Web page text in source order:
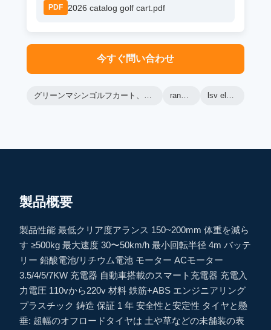
PDF 2026 catalog golf cart.pdf
今すぐ問い合わせ
グリーンマシンゴルフカート、レンジャーゴルフカート、LSV電動ゴルフカート ranger golf cart lsv electric golf cart
製品概要
製品性能 最低クリア度アランス 150~200mm 体重を減ら
す ≥500kg 最大速度 30〜50km/h 最小回転半径 4m バッテ
リー 鉛酸電池/リチウム電池 モーター ACモーター
3.5/4/5/7KW 充電器 自動車搭載のスマート充電器 充電入
力電圧 110vから220v 材料 鉄筋+ABS エンジニアリング
プラスチック 鋳造 保証 1 年 安全性と安定性 タイヤと懸
垂: 超幅のオフロードタイヤは 土や草などの未舗装の表